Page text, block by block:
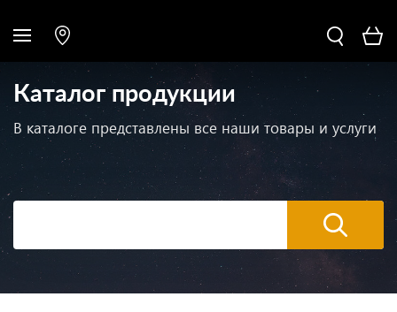
Каталог продукции
В каталоге представлены все наши товары и услуги